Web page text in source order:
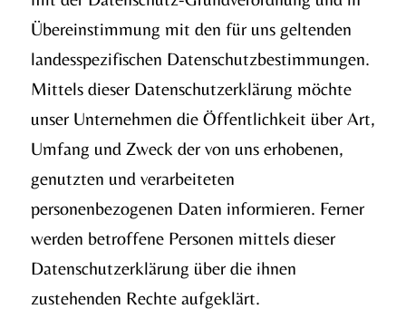
Übereinstimmung mit den für uns geltenden
landesspezifischen Datenschutzbestimmungen.
Mittels dieser Datenschutzerklärung möchte
unser Unternehmen die Öffentlichkeit über Art,
Umfang und Zweck der von uns erhobenen,
genutzten und verarbeiteten
personenbezogenen Daten informieren. Ferner
werden betroffene Personen mittels dieser
Datenschutzerklärung über die ihnen
zustehenden Rechte aufgeklärt.